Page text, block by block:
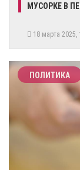
МУСОРКЕ В
18 марта 2025,
ПОЛИТИКА